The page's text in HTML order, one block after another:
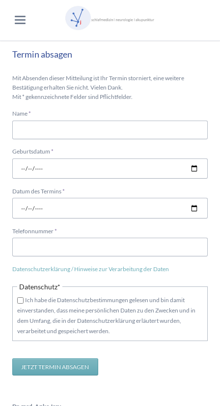
Termin absagen
Mit Absenden dieser Mitteilung ist Ihr Termin storniert, eine weitere
Bestätigung erhalten Sie nicht. Vielen Dank.
Mit * gekennzeichnete Felder sind Pflichtfelder.
Pflichtfeld
Name *
Pflichtfeld
Geburtsdatum *
Pflichtfeld
Datum des Termins *
Pflichtfeld
Telefonnummer *
Datenschutzerklärung / Hinweise zur Verarbeitung der Daten
Pflichtfeld
Datenschutz*
Ich habe die Datenschutzbestimmungen gelesen und bin damit
einverstanden, dass meine persönlichen Daten zu den Zwecken und in
dem Umfang, die in der Datenschutzerklärung erläutert wurden,
verarbeitet und gespeichert werden.
JETZT TERMIN ABSAGEN